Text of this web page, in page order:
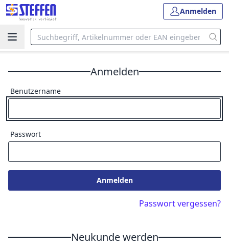
Anmelden
Anmelden
Benutzername
Passwort
Anmelden
Passwort vergessen?
Neukunde werden